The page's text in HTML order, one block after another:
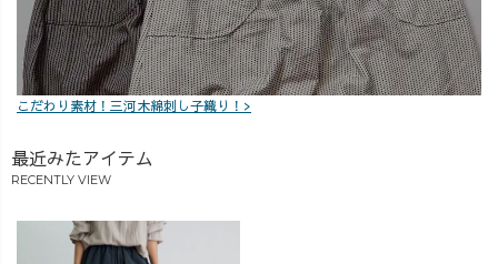
こだわり素材！三河木綿刺し子織り！>
最近みたアイテム
RECENTLY VIEW